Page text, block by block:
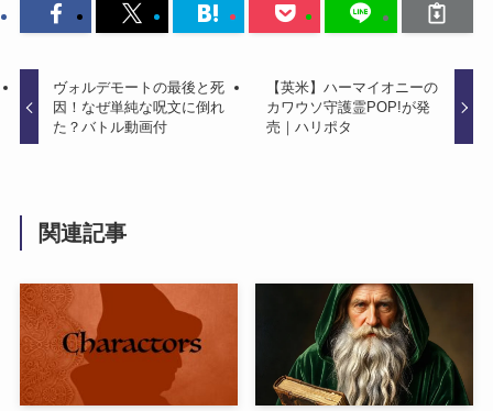
ヴォルデモートの最後と死
因！なぜ単純な呪文に倒れ
た？バトル動画付
【英米】ハーマイオニーの
カワウソ守護霊POP!が発
売｜ハリポタ
関連記事